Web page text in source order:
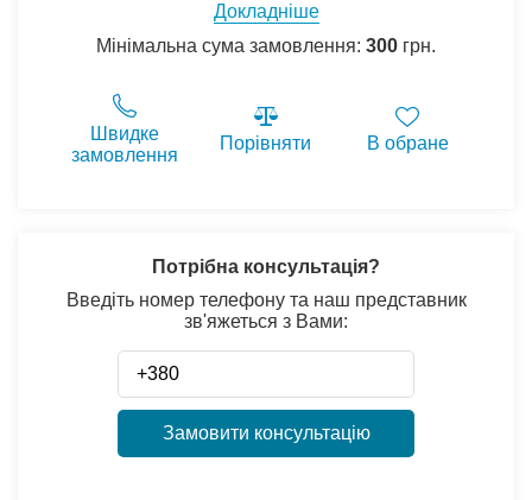
Докладніше
Мінімальна сума замовлення: 300 грн.
Швидке
замовлення
Порівняти В обране
Потрібна консультація?
Введіть номер телефону та наш представник
зв'яжеться з Вами:
Замовити консультацію